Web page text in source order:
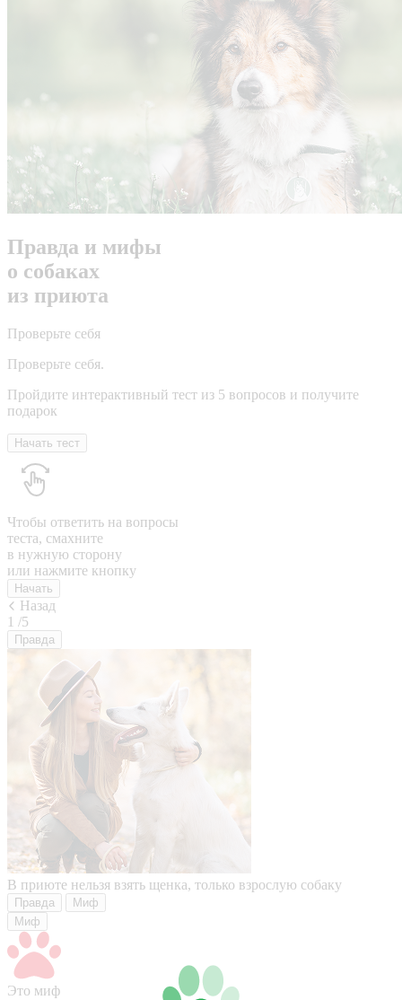
Правда и мифы
о собаках
из приюта
Проверьте себя
Проверьте себя.
Пройдите интерактивный тест из 5 вопросов и получите
подарок
Начать тест
Чтобы ответить на вопросы
теста, смахните
в нужную сторону
или нажмите кнопку
Начать
Назад
1 /5
Правда
В приюте нельзя взять щенка, только взрослую собаку
Правда
Миф
Миф
Это миф